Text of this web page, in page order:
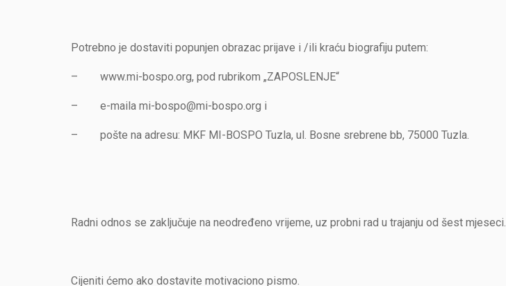
Potrebno je dostaviti popunjen obrazac prijave i /ili kraću biografiju putem:
– www.mi-bospo.org, pod rubrikom „ZAPOSLENJE“
– e-maila mi-bospo@mi-bospo.org i
– pošte na adresu: MKF MI-BOSPO Tuzla, ul. Bosne srebrene bb, 75000 Tuzla.
Radni odnos se zaključuje na neodređeno vrijeme, uz probni rad u trajanju od šest mjeseci.
Cijeniti ćemo ako dostavite motivaciono pismo.